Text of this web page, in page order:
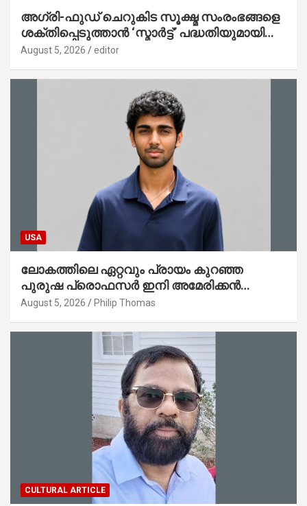
അഗ്രി-ഫുഡ് ചെറുകിട സൂക്ഷ്മ സംരംഭങ്ങളെ
ശക്തിപ്പെടുത്താന്‍ ‘സ്മാര്‍ട്ട്’ പദ്ധതിയുമായി
കേര; ലോഗോ മുഖ്യമന്ത്രി പ്രകാശനം
August 5, 2026 editor
USA
ലോകത്തിലെ ഏറ്റവും പ്രായം കുറഞ്ഞ
പുരുഷ പ്രൊഫസർ ഇനി അമേരിക്കൻ
മലയാളി നേഥൻ തോമസ്
August 5, 2026 Philip Thomas
CULTURAL ARTICLE